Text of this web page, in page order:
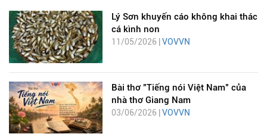
Lý Sơn khuyến cáo không khai thác
cá kình non
11/05/2026 | VOVVN
Bài thơ "Tiếng nói Việt Nam" của
nhà thơ Giang Nam
03/06/2026 | VOVVN